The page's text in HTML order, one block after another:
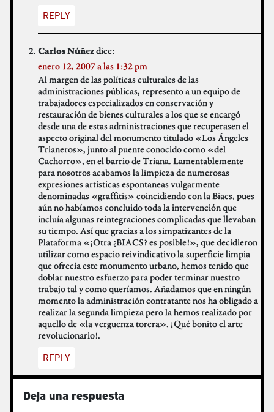
REPLY
Carlos Núñezdice:
enero 12, 2007 a las 1:32 pm
Al margen de las políticas culturales de las
administraciones públicas, represento a un equipo de
trabajadores especializados en conservación y
restauración de bienes culturales a los que se encargó
desde una de estas administraciones que recuperasen el
aspecto original del monumento titulado «Los Ángeles
Trianeros», junto al puente conocido como «del
Cachorro», en el barrio de Triana. Lamentablemente
para nosotros acabamos la limpieza de numerosas
expresiones artísticas espontaneas vulgarmente
denominadas «graffitis» coincidiendo con la Biacs, pues
aún no habíamos concluido toda la intervención que
incluía algunas reintegraciones complicadas que llevaban
su tiempo. Así que gracias a los simpatizantes de la
Plataforma «¡Otra ¿BIACS? es posible!», que decidieron
utilizar como espacio reivindicativo la superficie limpia
que ofrecía este monumento urbano, hemos tenido que
doblar nuestro esfuerzo para poder terminar nuestro
trabajo tal y como queríamos. Añadamos que en ningún
momento la administración contratante nos ha obligado a
realizar la segunda limpieza pero la hemos realizado por
aquello de «la verguenza torera». ¡Qué bonito el arte
revolucionario!.
REPLY
Deja una respuesta